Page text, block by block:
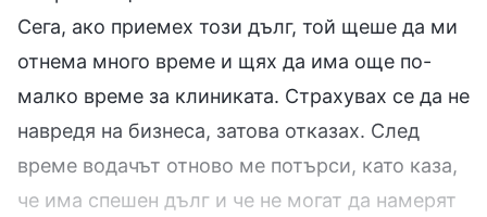
Сега, ако приемех този дълг, той щеше да ми
отнема много време и щях да има още по-
малко време за клиниката. Страхувах се да не
навредя на бизнеса, затова отказах. След
време водачът отново ме потърси, като каза,
че има спешен дълг и че не могат да намерят